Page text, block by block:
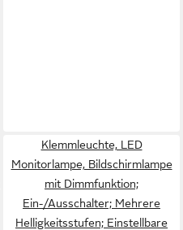
Klemmleuchte, LED
Monitorlampe, Bildschirmlampe
mit Dimmfunktion;
Ein-/Ausschalter; Mehrere
Helligkeitsstufen; Einstellbare